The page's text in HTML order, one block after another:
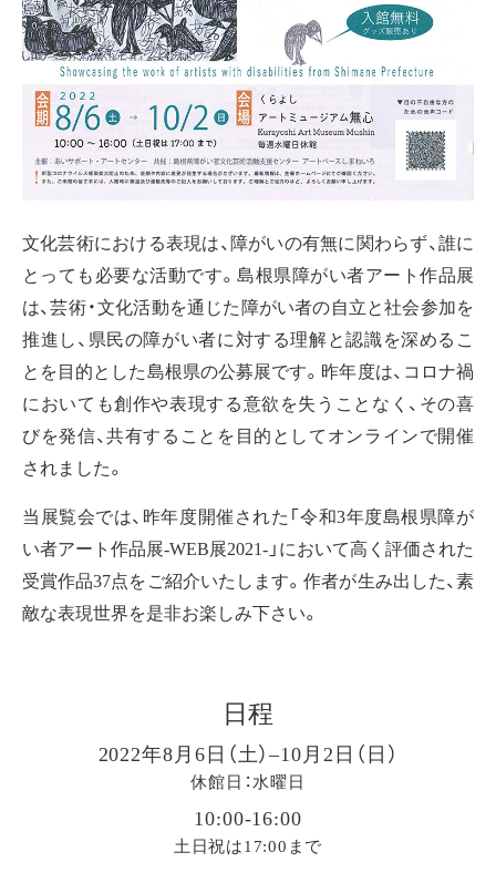
文化芸術における表現は、障がいの有無に関わらず、誰に
とっても必要な活動です。島根県障がい者アート作品展
は、芸術・文化活動を通じた障がい者の自立と社会参加を
推進し、県民の障がい者に対する理解と認識を深めるこ
とを目的とした島根県の公募展です。昨年度は、コロナ禍
においても創作や表現する意欲を失うことなく、その喜
びを発信、共有することを目的としてオンラインで開催
されました。
当展覧会では、昨年度開催された「令和3年度島根県障が
い者アート作品展-WEB展2021-」において高く評価された
受賞作品37点をご紹介いたします。作者が生み出した、素
敵な表現世界を是非お楽しみ下さい。
日程
2022年8月6日（土）–10月2日（日）
休館日：水曜日
10:00-16:00
土日祝は17:00まで